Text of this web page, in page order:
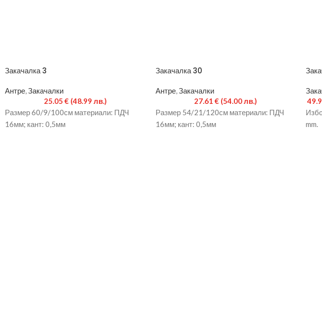
Закачалка 3
Антре,Закачалки
25.05 € (48.99 лв.)
Размер 60/9/100см материали: ПДЧ
16мм; кант: 0,5мм
Закачалка 30
Антре,Закачалки
27.61€ (54.00 лв.)
Размер 54/21/120см материали: ПДЧ
16мм; кант: 0,5мм
mm.